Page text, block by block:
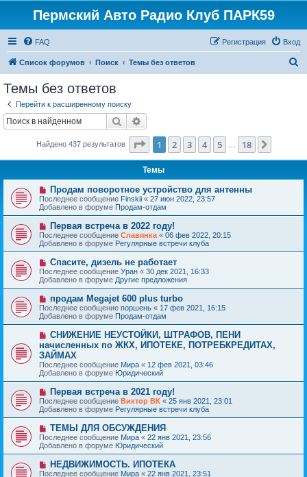
Пермский Авто Радио Клуб ПАРК59
FAQ Вход
Регистрация
Список форумов Поиск Темы без ответов
Темы без ответов
Перейти к расширенному поиску
Поиск
Найдено 437 результатов Страница из 18
1 2 3 4 5 18
Темы
Н
о
в
о
е
с
о
о
б
щ
е
н
и
Продам поворотное устройство для антенны
Последнее сообщение Finskii « 27 июн 2022, 23:57
Добавлено в форуме Продам-отдам
Н
о
в
о
с
о
о
б
щ
е
н
и
е
Первая встреча в 2022 году!
Последнее сообщение Славянка « 06 фев 2022, 20:15
Добавлено в форуме Регулярные встречи клуба
Н
о
в
о
с
о
о
б
щ
е
н
и
е
Спасите, дизель не работает
Последнее сообщение Уран « 30 дек 2021, 16:33
Добавлено в форуме Другие предложения
Н
о
в
о
с
о
о
б
щ
н
и
е
продам Megajet 600 plus turbo
Последнее сообщение поршень « 17 фев 2021, 16:15
Добавлено в форуме Продам-отдам
Н
в
о
е
с
о
о
б
щ
н
е
СНИЖЕНИЕ НЕУСТОЙКИ, ШТРАФОВ, ПЕНИ
начисленных по ЖКХ, ИПОТЕКЕ, ПОТРЕБКРЕДИТАХ,
ЗАЙМАХ
Последнее сообщение Мира « 12 фев 2021, 03:46
Добавлено в форуме Юридический
Н
о
в
о
е
о
о
б
щ
е
Первая встреча в 2021 году!
Последнее сообщение Виктор ВК « 25 янв 2021, 23:01
Добавлено в форуме Регулярные встречи клуба
Н
о
в
о
е
с
о
ТЕМЫ ДЛЯ ОБСУЖДЕНИЯ
Последнее сообщение Мира « 22 янв 2021, 23:56
Добавлено в форуме Юридический
Н
о
НЕДВИЖИМОСТЬ. ИПОТЕКА
Последнее сообщение Мира « 22 янв 2021, 23:51